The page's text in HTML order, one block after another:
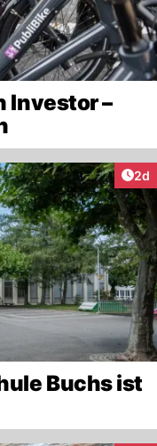
Investor –
2d
Buchs ist